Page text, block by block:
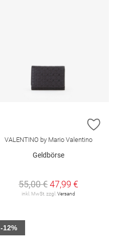
ZUR
VALENTINO by Mario Valentino
Geldbörse
55,00 €47,99 €
inkl. MwSt. zzgl.Versand
-12%